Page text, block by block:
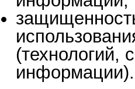
(технологий,
информации).